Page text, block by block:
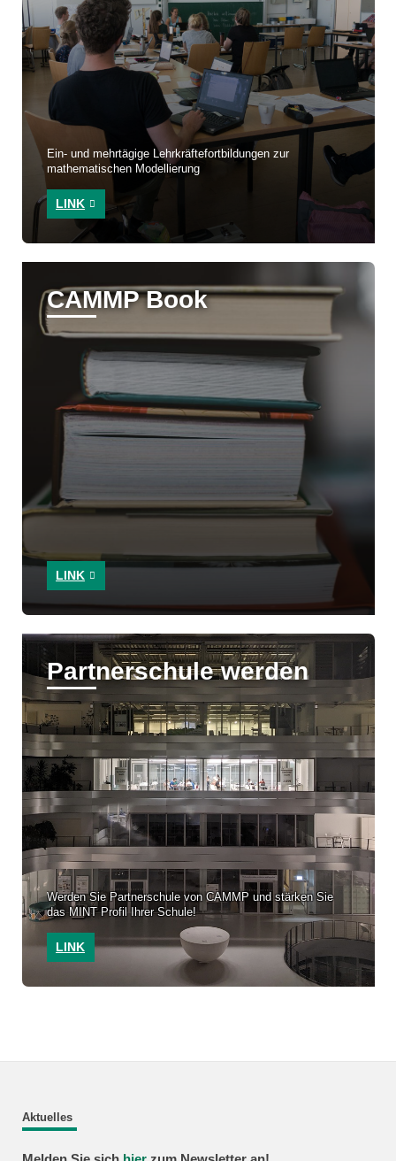
Ein- und mehrtägige Lehrkräftefortbildungen zur
mathematischen Modellierung
LINK
CAMMP Book
LINK
Partnerschule werden
Werden Sie Partnerschule von CAMMP und stärken Sie
das MINT Profil Ihrer Schule!
LINK
Aktuelles